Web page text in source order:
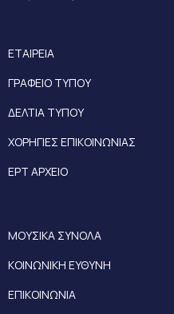
ΕΤΑΙΡΕΙΑ
ΓΡΑΦΕΙΟ ΤΥΠΟΥ
ΔΕΛΤΙΑ ΤΥΠΟΥ
ΧΟΡΗΓΙΕΣ ΕΠΙΚΟΙΝΩΝΙΑΣ
ΕΡΤ ΑΡΧΕΙΟ
ΜΟΥΣΙΚΑ ΣΥΝΟΛΑ
ΚΟΙΝΩΝΙΚΗ ΕΥΘΥΝΗ
ΕΠΙΚΟΙΝΩΝΙΑ